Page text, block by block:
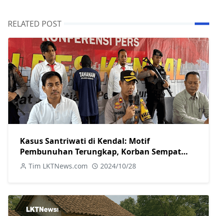
RELATED POST
Kasus Santriwati di Kendal: Motif
Pembunuhan Terungkap, Korban Sempat
Melawan
Tim LKTNews.com 2024/10/28